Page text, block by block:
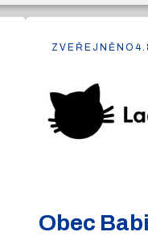
Obec
ZVEŘEJNĚNO